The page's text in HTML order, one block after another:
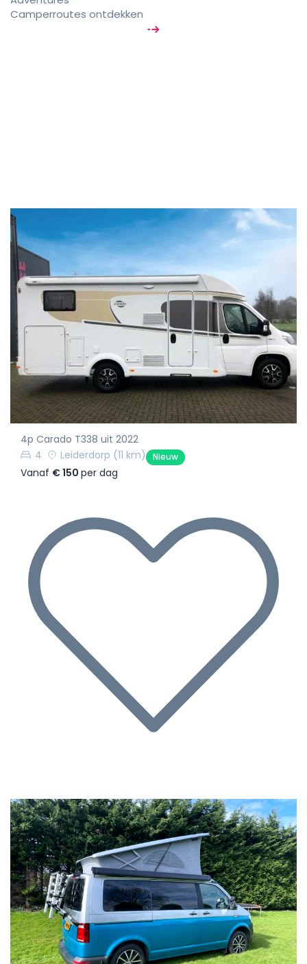
Camperroutes ontdekken
4p Carado T338 uit 2022
4
Leiderdorp (11 km) Nieuw
Vanaf € 150 per dag